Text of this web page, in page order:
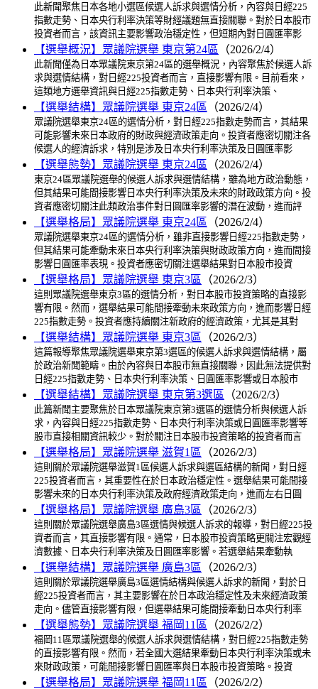
此新聞聚焦日本各地小選區候選人訴求與選情分析，內容與日經225
指數走勢、日本央行利率決策等財經議題無直接關聯。對於日本股市
投資者而言，該資訊主要影響政治穩定性，但短期內對日圓匯率影
【選舉概況】眾議院選舉 東京第24區 （2026/2/4）
此新聞僅為日本眾議院東京第24區的選舉概況，內容聚焦於候選人訴
求與選情結構，對日經225投資者而言，直接影響有限。目前看來，
這類地方選舉資訊與日經225指數走勢、日本央行利率決策、
【選舉結構】眾議院選舉 東京24區 （2026/2/4）
眾議院選舉東京24區的選情分析，對日經225指數走勢而言，其結果
可能影響未來日本政府的財政與經濟政策走向。投資者應密切關注各
候選人的經濟訴求，特別是涉及日本央行利率決策及日圓匯率影
【選舉態勢】眾議院選舉 東京24區 （2026/2/4）
東京24區眾議院選舉的候選人訴求與選情結構，雖為地方政治動態，
但其結果可能間接影響日本央行利率決策及未來的財政政策方向。投
資者應密切關注此類政治事件對日圓匯率影響的潛在波動，進而評
【選舉格局】眾議院選舉 東京24區 （2026/2/4）
眾議院選舉東京24區的選情分析，雖非直接影響日經225指數走勢，
但其結果可能牽動未來日本央行利率決策與財政政策方向，進而間接
影響日圓匯率表現。投資者應密切關注選舉結果對日本股市投資
【選舉格局】眾議院選舉 東京3區 （2026/2/3）
這則眾議院選舉東京3區的選情分析，對日本股市投資策略的直接影
響有限。然而，選舉結果可能間接牽動未來政策方向，進而影響日經
225指數走勢。投資者應持續關注新政府的經濟政策，尤其是其對
【選舉結構】眾議院選舉 東京3區 （2026/2/3）
這篇報導聚焦眾議院選舉東京第3選區的候選人訴求與選情結構，屬
於政治新聞範疇。由於內容與日本股市無直接關聯，因此無法提供對
日經225指數走勢、日本央行利率決策、日圓匯率影響或日本股市
【選舉結構】眾議院選舉 東京第3選區 （2026/2/3）
此篇新聞主要聚焦於日本眾議院東京第3選區的選情分析與候選人訴
求，內容與日經225指數走勢、日本央行利率決策或日圓匯率影響等
股市直接相關資訊較少。對於關注日本股市投資策略的投資者而言
【選舉格局】眾議院選舉 滋賀1區 （2026/2/3）
這則關於眾議院選舉滋賀1區候選人訴求與選區結構的新聞，對日經
225投資者而言，其重要性在於日本政治穩定性。選舉結果可能間接
影響未來的日本央行利率決策及政府經濟政策走向，進而左右日圓
【選舉格局】眾議院選舉 廣島3區 （2026/2/3）
這則關於眾議院選舉廣島3區選情與候選人訴求的報導，對日經225投
資者而言，其直接影響有限。通常，日本股市投資策略更關注宏觀經
濟數據、日本央行利率決策及日圓匯率影響。若選舉結果牽動執
【選舉結構】眾議院選舉 廣島3區 （2026/2/3）
這則關於眾議院選舉廣島3區選情結構與候選人訴求的新聞，對於日
經225投資者而言，其主要影響在於日本政治穩定性及未來經濟政策
走向。儘管直接影響有限，但選舉結果可能間接牽動日本央行利率
【選舉態勢】眾議院選舉 福岡11區 （2026/2/2）
福岡11區眾議院選舉的候選人訴求與選情結構，對日經225指數走勢
的直接影響有限。然而，若全國大選結果牽動日本央行利率決策或未
來財政政策，可能間接影響日圓匯率與日本股市投資策略。投資
【選舉格局】眾議院選舉 福岡11區 （2026/2/2）